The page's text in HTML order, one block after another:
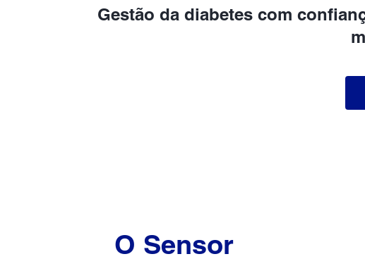
Gestão da diabetes com
O Sensor